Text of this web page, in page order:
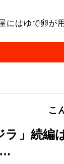
にはゆで卵が
こ
ラ」続
…